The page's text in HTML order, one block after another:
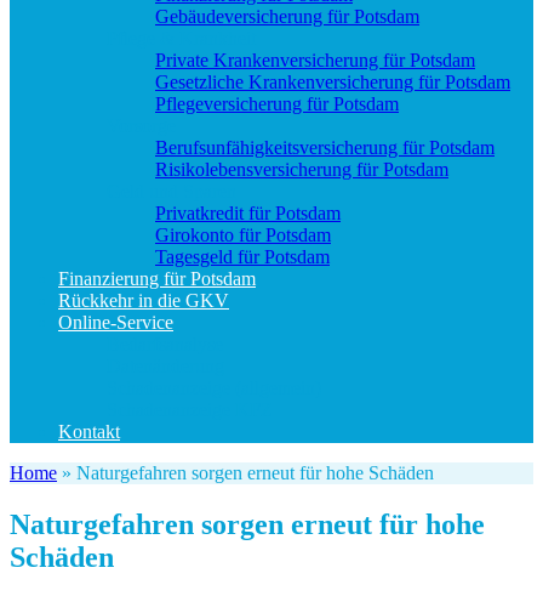
Gebäudeversicherung für Potsdam
Private Krankenversicherung für Potsdam
Gesetzliche Krankenversicherung für Potsdam
Pflegeversicherung für Potsdam
Berufs­unfähigkeitsversicherung für Potsdam
Risikolebensversicherung für Potsdam
Privatkredit für Potsdam
Girokonto für Potsdam
Tagesgeld für Potsdam
Finanzierung für Potsdam
Rückkehr in die GKV
Online-Service
Kontakt
Home » Naturgefahren sorgen erneut für hohe Schäden
Naturgefahren sorgen erneut für hohe
Schäden